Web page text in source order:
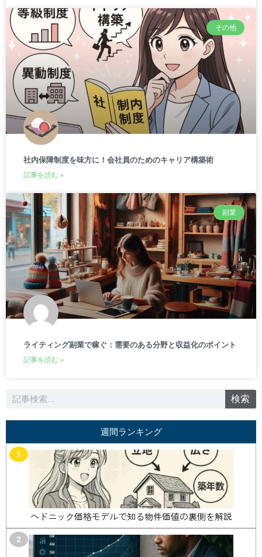
その他
社内保障制度を味方に！会社員のためのキャリア構築術
記事を読む »
副業
ライティング副業で稼ぐ：需要のある分野と収益化のポイント
記事を読む »
検
検索
週間ランキング
1
ヘドニック価格モデルで知る物件価値の裏側を解説
2